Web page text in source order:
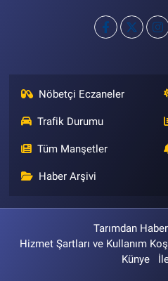
Nöbetçi Eczaneler
Trafik Durumu
Tüm Manşetler
Haber Arşivi
Tarımdan
Hizmet Şartları ve Kullanım
Künye